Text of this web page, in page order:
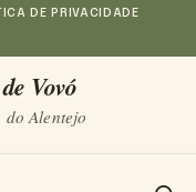
DE PRIVACIDADE
Vovó
do Alentejo